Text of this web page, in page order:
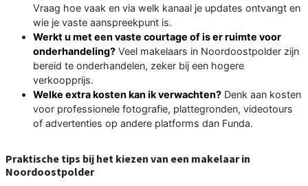
Vraag hoe vaak en via welk kanaal je updates ontvangt en
wie je vaste aanspreekpunt is.
Werkt u met een vaste courtage of is er ruimte voor
onderhandeling? Veel makelaars in Noordoostpolder zijn
bereid te onderhandelen, zeker bij een hogere
verkoopprijs.
Welke extra kosten kan ik verwachten? Denk aan kosten
voor professionele fotografie, plattegronden, videotours
of advertenties op andere platforms dan Funda.
Praktische tips bij het kiezen van een makelaar in
Noordoostpolder